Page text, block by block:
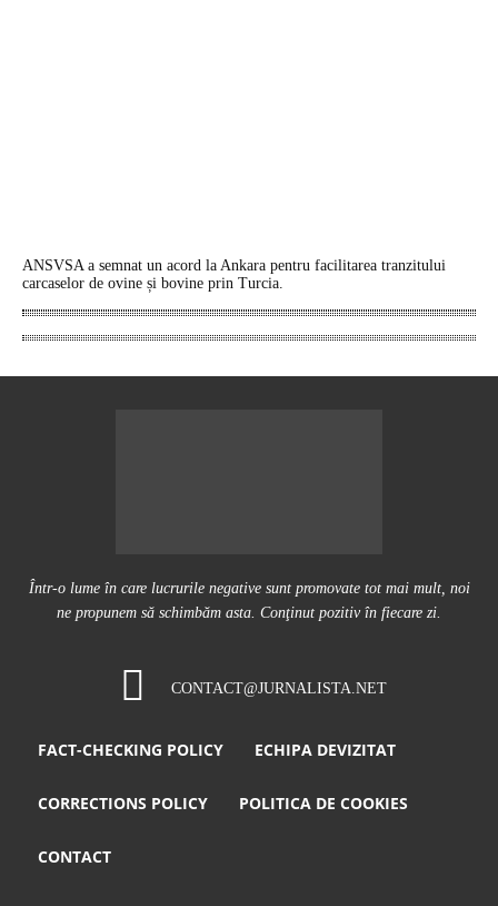
ANSVSA a semnat un acord la Ankara pentru facilitarea tranzitului
carcaselor de ovine și bovine prin Turcia.
Într-o lume în care lucrurile negative sunt promovate tot mai mult, noi
ne propunem să schimbăm asta. Conţinut pozitiv în fiecare zi.
CONTACT@JURNALISTA.NET
FACT-CHECKING POLICY ECHIPA DEVIZITAT
CORRECTIONS POLICY POLITICA DE COOKIES
CONTACT